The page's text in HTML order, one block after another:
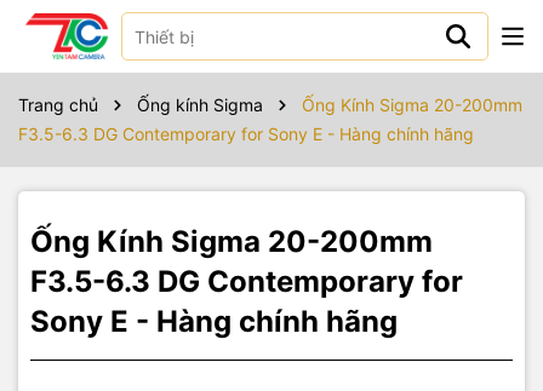
Trang chủ Ống kính Sigma
Ống Kính Sigma 20-200mm
F3.5-6.3 DG Contemporary for Sony E - Hàng chính hãng
Ống Kính Sigma 20-200mm
F3.5-6.3 DG Contemporary for
Sony E - Hàng chính hãng
Sản phẩm bao gồm